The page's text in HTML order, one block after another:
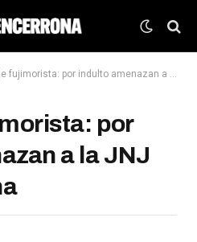
por indulto amenazan a la JNJ #LaEncerrona
por
a la JNJ